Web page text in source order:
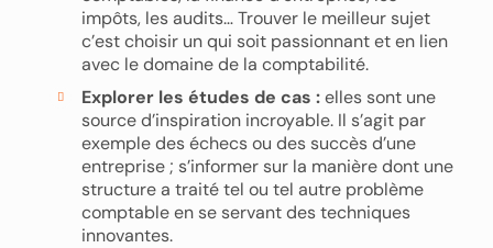
impôts, les audits… Trouver le meilleur sujet
c’est choisir un qui soit passionnant et en lien
avec le domaine de la comptabilité.
Explorer les études de cas :elles sont une
source d’inspiration incroyable. Il s’agit par
exemple des échecs ou des succès d’une
entreprise ; s’informer sur la manière dont une
structure a traité tel ou tel autre problème
comptable en se servant des techniques
innovantes.